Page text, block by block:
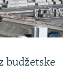
budžetske